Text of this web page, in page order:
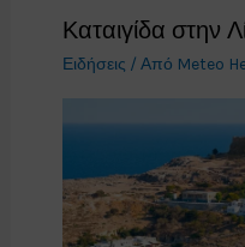
Καταιγίδα στην
Ειδήσεις / Από Meteo